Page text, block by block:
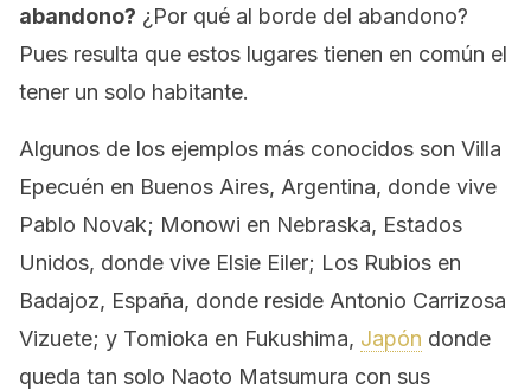
abandono? ¿Por qué al borde del abandono?
Pues resulta que estos lugares tienen en común el
tener un solo habitante.
Algunos de los ejemplos más conocidos son Villa
Epecuén en Buenos Aires, Argentina, donde vive
Pablo Novak; Monowi en Nebraska, Estados
Unidos, donde vive Elsie Eiler; Los Rubios en
Badajoz, España, donde reside Antonio Carrizosa
Vizuete; y Tomioka en Fukushima, Japón donde
queda tan solo Naoto Matsumura con sus